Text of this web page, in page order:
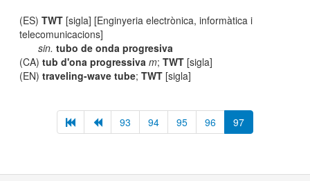
(ES)TWT [sigla] [Enginyeria electrònica, informàtica i
telecomunicacions]
sin. tubo de onda progresiva
(CA)tub d'ona progressiva m;TWT [sigla]
(EN)traveling-wave tube;TWT [sigla]
93 94 95 96 97